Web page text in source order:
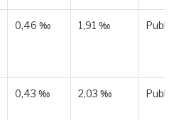
0,46 ‰ 1,91 ‰
0,43 ‰ 2,03 ‰